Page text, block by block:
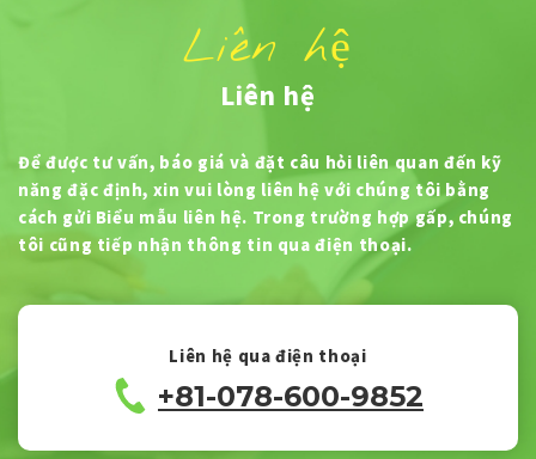
Liên hệ
Liên hệ
Để được tư vấn, báo giá và đặt câu hỏi liên quan đến kỹ
năng đặc định, xin vui lòng liên hệ với chúng tôi bằng
cách gửi Biểu mẫu liên hệ. Trong trường hợp gấp, chúng
tôi cũng tiếp nhận thông tin qua điện thoại.
Liên hệ qua điện thoại
+81-078-600-9852